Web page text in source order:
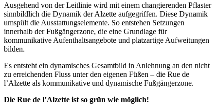
Ausgehend von der Leitlinie wird mit einem changierenden Pflaster
sinnbildlich die Dynamik der Alzette aufgegriffen. Diese Dynamik
umspült die Ausstattungselemente. So entstehen Setzungen
innerhalb der Fußgängerzone, die eine Grundlage für
kommunikative Aufenthaltsangebote und platzartige Aufweitungen
bilden.
Es entsteht ein dynamisches Gesamtbild in Anlehnung an den nicht
zu erreichenden Fluss unter den eigenen Füßen – die Rue de
l’Alzette als kommunikative und dynamische Fußgängerzone.
Die Rue de l’Alzette ist so grün wie möglich!